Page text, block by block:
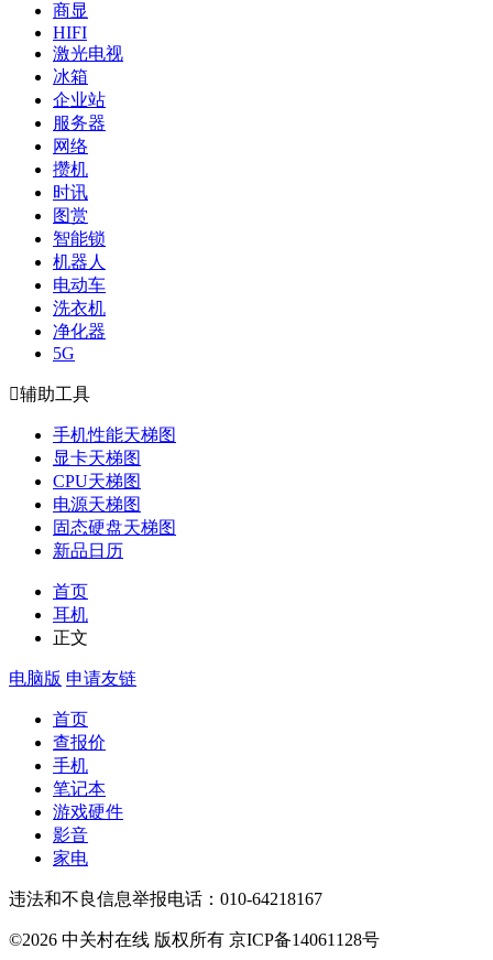
商显
HIFI
激光电视
冰箱
企业站
服务器
网络
攒机
时讯
图赏
智能锁
机器人
电动车
洗衣机
净化器
5G
辅助工具
手机性能天梯图
显卡天梯图
CPU天梯图
电源天梯图
固态硬盘天梯图
新品日历
首页
耳机
正文
电脑版 申请友链
首页
查报价
手机
笔记本
游戏硬件
影音
家电
违法和不良信息举报电话：010-64218167
©2026 中关村在线 版权所有 京ICP备14061128号